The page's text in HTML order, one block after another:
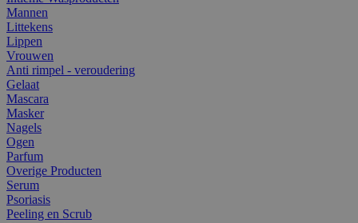
Mannen
Littekens
Lippen
Vrouwen
Anti rimpel - veroudering
Gelaat
Mascara
Masker
Nagels
Ogen
Parfum
Overige Producten
Serum
Psoriasis
Peeling en Scrub